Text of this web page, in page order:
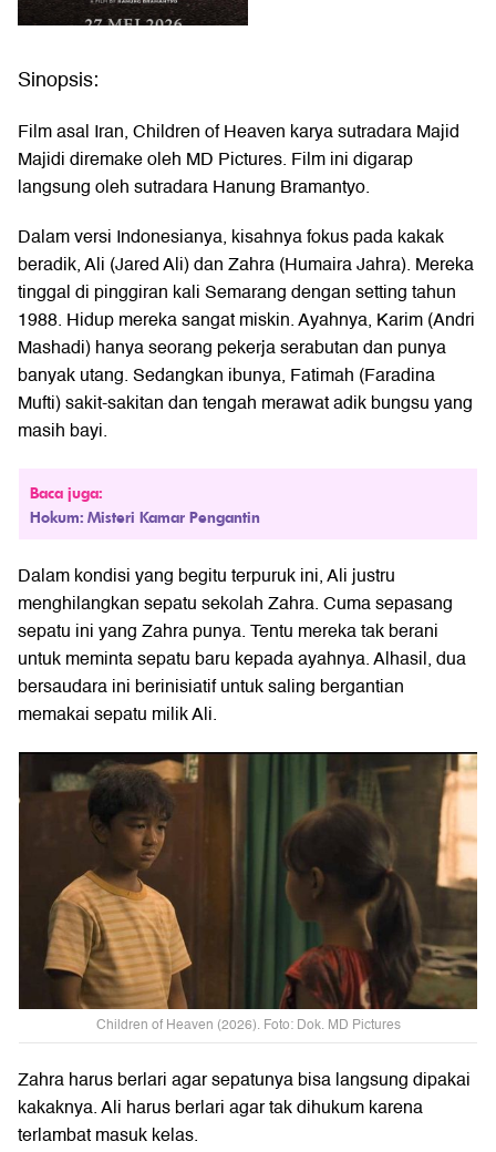
Sinopsis:
Film asal Iran, Children of Heaven karya sutradara Majid
Majidi diremake oleh MD Pictures. Film ini digarap
langsung oleh sutradara Hanung Bramantyo.
Dalam versi Indonesianya, kisahnya fokus pada kakak
beradik, Ali (Jared Ali) dan Zahra (Humaira Jahra). Mereka
tinggal di pinggiran kali Semarang dengan setting tahun
1988. Hidup mereka sangat miskin. Ayahnya, Karim (Andri
Mashadi) hanya seorang pekerja serabutan dan punya
banyak utang. Sedangkan ibunya, Fatimah (Faradina
Mufti) sakit-sakitan dan tengah merawat adik bungsu yang
masih bayi.
Baca juga:
Hokum: Misteri Kamar Pengantin
Dalam kondisi yang begitu terpuruk ini, Ali justru
menghilangkan sepatu sekolah Zahra. Cuma sepasang
sepatu ini yang Zahra punya. Tentu mereka tak berani
untuk meminta sepatu baru kepada ayahnya. Alhasil, dua
bersaudara ini berinisiatif untuk saling bergantian
memakai sepatu milik Ali.
Children of Heaven (2026). Foto: Dok. MD Pictures
Zahra harus berlari agar sepatunya bisa langsung dipakai
kakaknya. Ali harus berlari agar tak dihukum karena
terlambat masuk kelas.